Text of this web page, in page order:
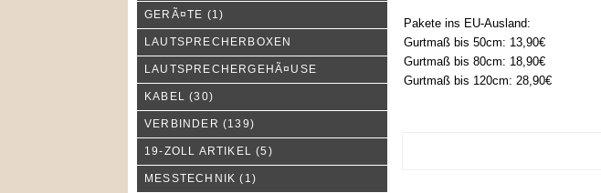
GERÃ¤TE (1)
LAUTSPRECHERBOXEN
LAUTSPRECHERGEHÃ¤USE
KABEL (30)
VERBINDER (139)
19-ZOLL ARTIKEL (5)
MESSTECHNIK (1)
Pakete ins EU-Ausland:
Gurtmaß bis 50cm: 13,90€
Gurtmaß bis 80cm: 18,90€
Gurtmaß bis 120cm: 28,90€